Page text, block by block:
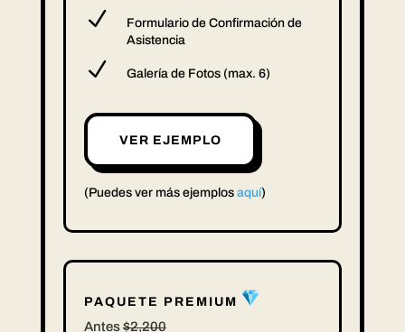
N
Formulario de Confirmación de
Asistencia
N Galería de Fotos (max. 6)
VER EJEMPLO
(Puedes ver más ejemplos aquí)
PAQUETE PREMIUM
Antes$2,200